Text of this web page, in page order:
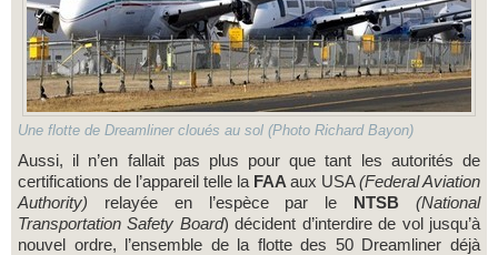
Une flotte de Dreamliner cloués au sol (Photo Richard Bayon)
Aussi, il n’en fallait pas plus pour que tant les autorités de
certifications de l’appareil telle la FAA aux USA(Federal Aviation
Authority) relayée en l’espèce par le NTSB(National
Transportation Safety Board) décident d’interdire de vol jusqu’à
nouvel ordre, l’ensemble de la flotte des 50 Dreamliner déjà